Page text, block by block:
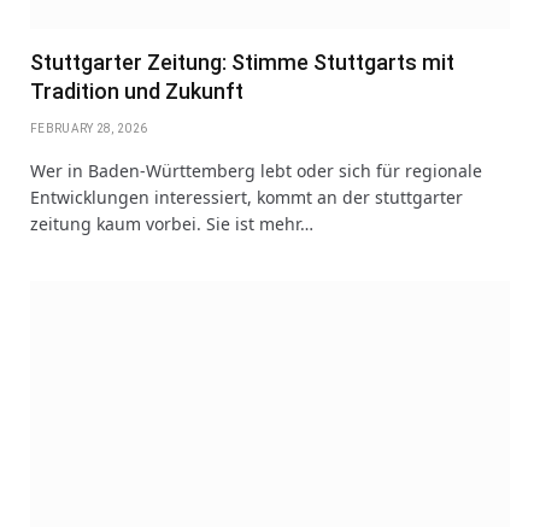
Stuttgarter Zeitung: Stimme Stuttgarts mit
Tradition und Zukunft
FEBRUARY 28, 2026
Wer in Baden-Württemberg lebt oder sich für regionale
Entwicklungen interessiert, kommt an der stuttgarter
zeitung kaum vorbei. Sie ist mehr…